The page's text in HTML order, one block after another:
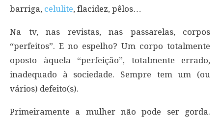
barriga, celulite, flacidez, pêlos…
Na tv, nas revistas, nas passarelas, corpos
“perfeitos”. E no espelho? Um corpo totalmente
oposto àquela “perfeição”, totalmente errado,
inadequado à sociedade. Sempre tem um (ou
vários) defeito(s).
Primeiramente a mulher não pode ser gorda.